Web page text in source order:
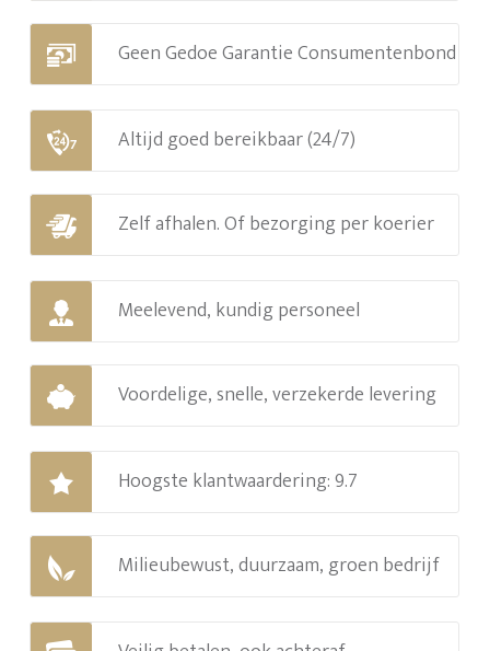
Geen Gedoe Garantie Consumentenbond
Altijd goed bereikbaar (24/7)
Zelf afhalen. Of bezorging per koerier
Meelevend, kundig personeel
Voordelige, snelle, verzekerde levering
Hoogste klantwaardering: 9.7
Milieubewust, duurzaam, groen bedrijf